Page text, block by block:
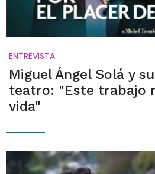
ENTREVISTA
Miguel Ángel Solá y
teatro: "Este trabajo
vida"